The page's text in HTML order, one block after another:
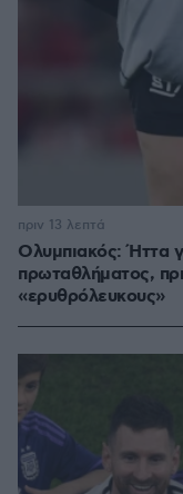
Ολυμπιακός: Ήττα
πρωταθλήματος,
«ερυθρόλευκους»
πριν 13 λεπτά